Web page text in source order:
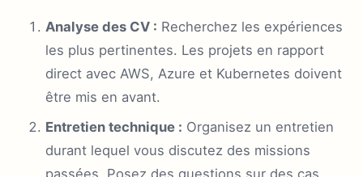
Analyse des CV : Recherchez les expériences
les plus pertinentes. Les projets en rapport
direct avec AWS, Azure et Kubernetes doivent
être mis en avant.
Entretien technique : Organisez un entretien
durant lequel vous discutez des missions
passées. Posez des questions sur des cas